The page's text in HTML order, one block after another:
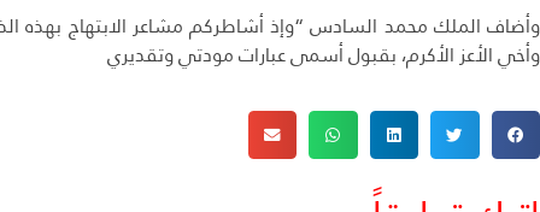
وأضاف الملك محمد السادس “وإذ أشاطركم مشاعر الابتهاج بهذه
وأخي الأعز الأكرم، بقبول أسمى عبارات مودتي وتقديري